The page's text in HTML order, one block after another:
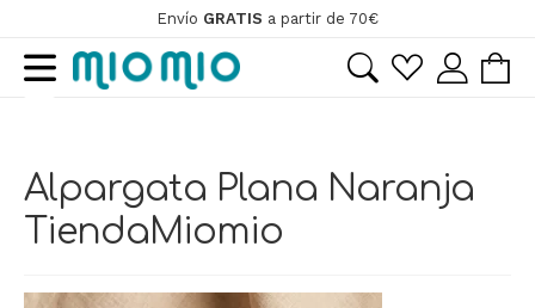
Envío GRATIS a partir de 70€
Ir
a
Ir
al
Alpargata Plana Naranja
TiendaMiomio